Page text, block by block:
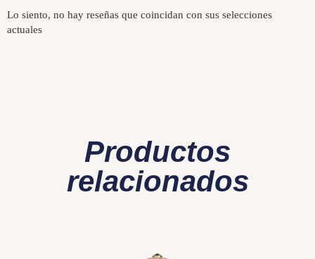
Lo siento, no hay reseñas que coincidan con sus selecciones
actuales
Productos
relacionados